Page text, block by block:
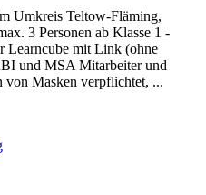
Umkreis Teltow-Fläming,
3 Personen ab Klasse 1 -
Learncube mit Link (ohne
und MSA Mitarbeiter und
von Masken verpflichtet, ...